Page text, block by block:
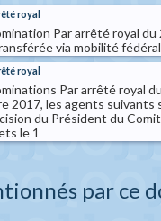
royal
Par arrêté royal
via mobilité
royal
Par arrêté royal
2017, les agents suivants
du Président du
le 1
par ce